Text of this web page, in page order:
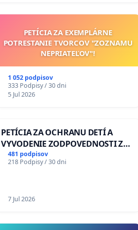
PETÍCIA ZA EXEMPLÁRNE
POTRESTANIE TVORCOV "ZOZNAMU
NEPRIATEĽOV"!
1 052 podpisov
333 Podpisy / 30 dni
5 Jul 2026
PETÍCIA ZA OCHRANU DETÍ A
VYVODENIE ZODPOVEDNOSTI ZA
DLHOROČNÚ NEČINNOSŤ A
ZLYHANIE ŠTÁTU
481 podpisov
218 Podpisy / 30 dni
7 Jul 2026